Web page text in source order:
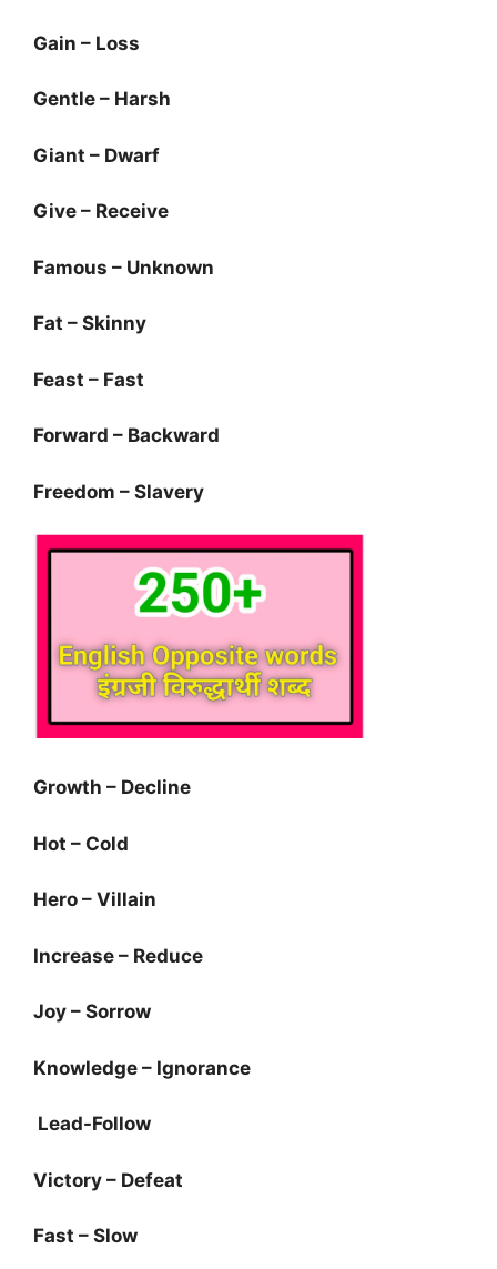
Gain – Loss
Gentle – Harsh
Giant – Dwarf
Give – Receive
Famous – Unknown
Fat – Skinny
Feast – Fast
Forward – Backward
Freedom – Slavery
Growth – Decline
Hot – Cold
Hero – Villain
Increase – Reduce
Joy – Sorrow
Knowledge – Ignorance
Lead-Follow
Victory – Defeat
Fast – Slow